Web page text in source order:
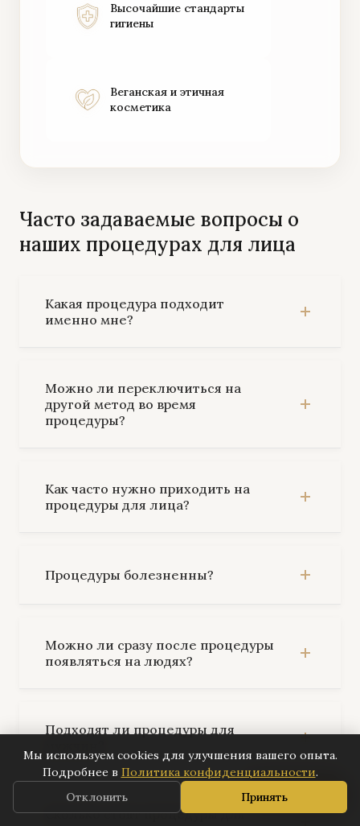
Высочайшие стандарты
гигиены
Веганская и этичная
косметика
Часто задаваемые вопросы о
наших процедурах для лица
Какая процедура подходит
именно мне?
Можно ли переключиться на
другой метод во время
процедуры?
Как часто нужно приходить на
процедуры для лица?
Процедуры болезненны?
Можно ли сразу после процедуры
появляться на людях?
Подходят ли процедуры для
Сколько стоят процедуры для
📅Записаться
Мы используем cookies для улучшения вашего опыта.
Подробнее в Политика конфиденциальности.
Отклонить
Принять